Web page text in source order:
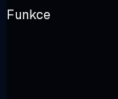
Funkce